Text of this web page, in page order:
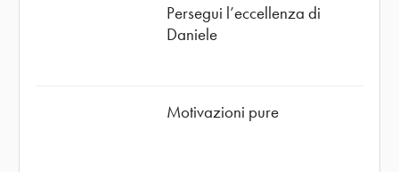
Persegui l’eccellenza di
Daniele
Motivazioni pure